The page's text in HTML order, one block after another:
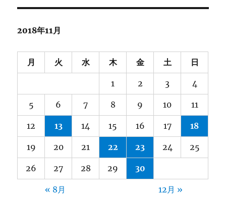
2018年11月
月 火 水 木 金 土 日
1 2 3 4
5 6 7 8 9 10 11
12 13 14 15 16 17 18
19 20 21 22 23 24 25
26 27 28 29 30
« 8月 12月 »